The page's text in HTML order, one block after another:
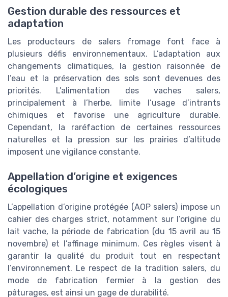
Gestion durable des ressources et
adaptation
Les producteurs de salers fromage font face à
plusieurs défis environnementaux. L’adaptation aux
changements climatiques, la gestion raisonnée de
l’eau et la préservation des sols sont devenues des
priorités. L’alimentation des vaches salers,
principalement à l’herbe, limite l’usage d’intrants
chimiques et favorise une agriculture durable.
Cependant, la raréfaction de certaines ressources
naturelles et la pression sur les prairies d’altitude
imposent une vigilance constante.
Appellation d’origine et exigences
écologiques
L’appellation d’origine protégée (AOP salers) impose un
cahier des charges strict, notamment sur l’origine du
lait vache, la période de fabrication (du 15 avril au 15
novembre) et l’affinage minimum. Ces règles visent à
garantir la qualité du produit tout en respectant
l’environnement. Le respect de la tradition salers, du
mode de fabrication fermier à la gestion des
pâturages, est ainsi un gage de durabilité.